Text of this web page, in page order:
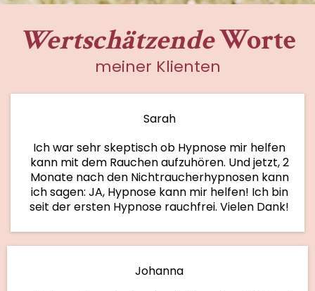
WertschätzendeWorte
meiner Klienten
Sarah
Ich war sehr skeptisch ob Hypnose mir helfen
kann mit dem Rauchen aufzuhören. Und jetzt, 2
Monate nach den Nichtraucherhypnosen kann
ich sagen: JA, Hypnose kann mir helfen! Ich bin
seit der ersten Hypnose rauchfrei. Vielen Dank!
Johanna